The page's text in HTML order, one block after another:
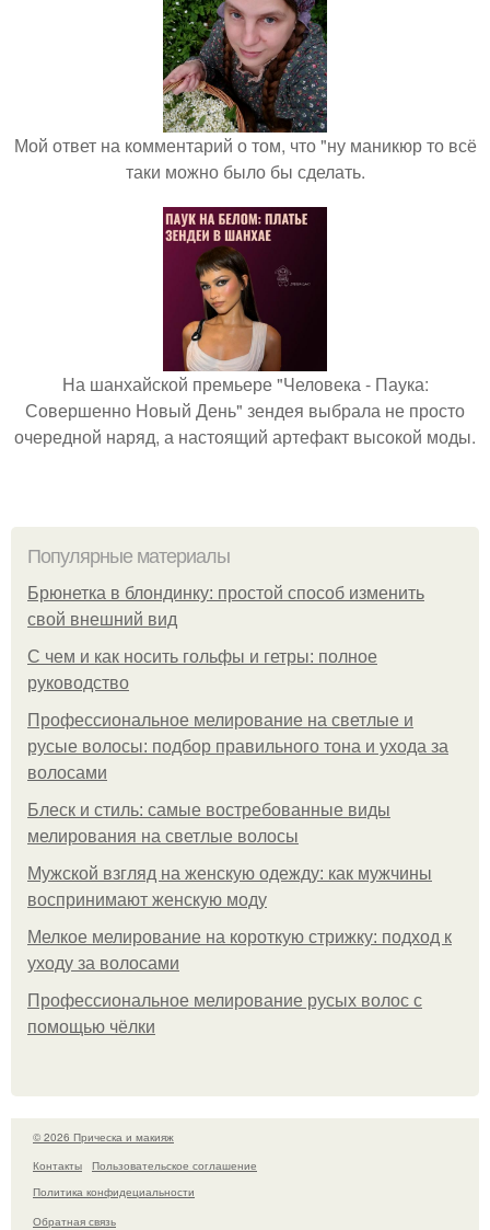
Мой ответ на комментарий о том, что "ну маникюр то всё
таки можно было бы сделать.
На шанхайской премьере "Человека - Паука:
Совершенно Новый День" зендея выбрала не просто
очередной наряд, а настоящий артефакт высокой моды.
Популярные материалы
Брюнетка в блондинку: простой способ изменить
свой внешний вид
С чем и как носить гольфы и гетры: полное
руководство
Профессиональное мелирование на светлые и
русые волосы: подбор правильного тона и ухода за
волосами
Блеск и стиль: самые востребованные виды
мелирования на светлые волосы
Мужской взгляд на женскую одежду: как мужчины
воспринимают женскую моду
Мелкое мелирование на короткую стрижку: подход к
уходу за волосами
Профессиональное мелирование русых волос с
помощью чёлки
© 2026 Прическа и макияж
Контакты
Пользовательское соглашение
Политика конфидециальности
Обратная связь